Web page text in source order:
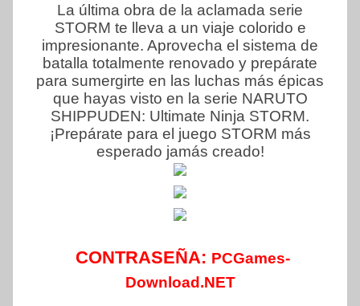
La última obra de la aclamada serie
STORM te lleva a un viaje colorido e
impresionante. Aprovecha el sistema de
batalla totalmente renovado y prepárate
para sumergirte en las luchas más épicas
que hayas visto en la serie NARUTO
SHIPPUDEN: Ultimate Ninja STORM.
¡Prepárate para el juego STORM más
esperado jamás creado!
CONTRASEÑA: PCGames-
Download.NET